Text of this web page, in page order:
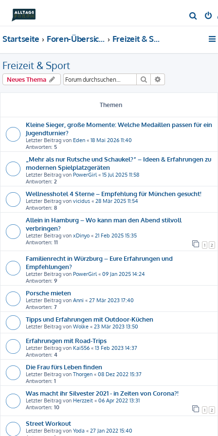
u
Startseite Foren-Übersicht Freizeit & Sport
Freizeit & Sport
Neues Thema Suche
Themen
Kleine Sieger, große Momente: Welche Medaillen passen für ein
Jugendturnier?
Letzter Beitrag von Eden « 18 Mai 2026 11:40
Antworten: 5
„Mehr als nur Rutsche und Schaukel?“ – Ideen & Erfahrungen zu
modernen Spielplatzgeräten
Letzter Beitrag von PowerGirl« 15 Jul 2025 11:58
Antworten: 2
Wellnesshotel 4 Sterne – Empfehlung für München gesucht!
Letzter Beitrag von vicidus « 28 Mär 2025 11:54
Antworten: 8
Allein in Hamburg – Wo kann man den Abend stilvoll
verbringen?
Letzter Beitrag von xDinyo « 21 Feb 2025 15:35
Antworten: 11 1 2
Familienrecht in Würzburg – Eure Erfahrungen und
Empfehlungen?
Letzter Beitrag von PowerGirl« 09 Jan 2025 14:24
Antworten: 9
Porsche mieten
Letzter Beitrag von Anni « 27 Mär 2023 17:40
Antworten: 7
Tipps und Erfahrungen mit Outdoor-Küchen
Letzter Beitrag von Wolke « 23 Mär 2023 13:50
Erfahrungen mit Road-Trips
Letzter Beitrag von Kai556 « 13 Feb 2023 14:37
Antworten: 4
Die Frau fürs Leben finden
Letzter Beitrag von Thorgen « 08 Dez 2022 15:37
Antworten: 1
Was macht ihr Silvester 2021 - in Zeiten von Corona?!
Letzter Beitrag von Herzzeit « 06 Apr 2022 13:31
Antworten: 10 1 2
Street Workout
Letzter Beitrag von Yoda « 27 Jan 2022 15:40